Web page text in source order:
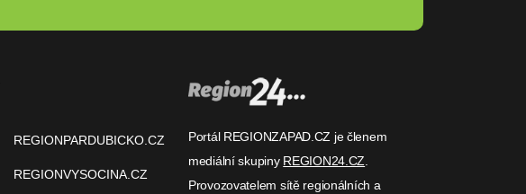
REGIONPARDUBICKO.CZ
REGIONVYSOCINA.CZ
Portál REGIONZAPAD.CZ je členem
mediální skupiny REGION24.CZ
Provozovatelem sítě regionálních a